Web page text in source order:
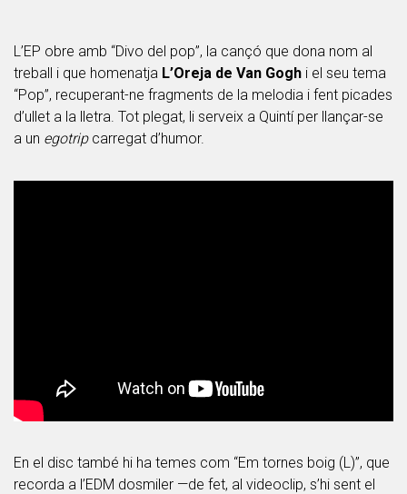
L’EP obre amb “Divo del pop”, la cançó que dona nom al
treball i que homenatja L’Oreja de Van Gogh i el seu tema
“Pop”, recuperant-ne fragments de la melodia i fent picades
d’ullet a la lletra. Tot plegat, li serveix a Quintí per llançar-se
a un egotripcarregat d’humor.
En el disc també hi ha temes com “Em tornes boig (L)”, que
recorda a l’EDM dosmiler —de fet, al videoclip, s’hi sent el